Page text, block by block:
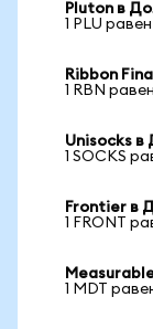
Pluton в
1 PLU равен
Ribbon
1 RBN
Unisocks
1 SOCKS
Frontier в
1 FRONT
1 MDT